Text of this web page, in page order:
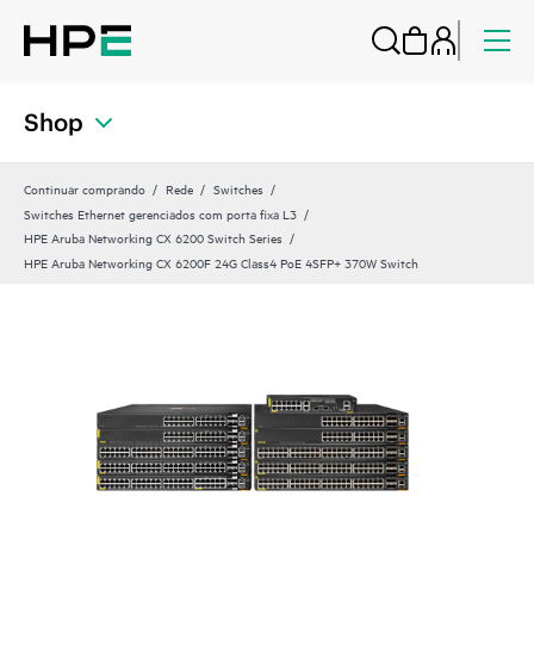
Shop
Continuar comprando Rede
Switches
Switches Ethernet gerenciados com porta fixa L3
HPE Aruba Networking CX 6200 Switch Series
HPE Aruba Networking CX 6200F 24G Class4 PoE 4SFP+ 370W Switch